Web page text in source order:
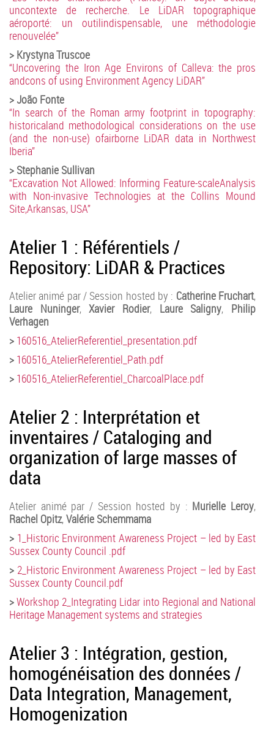
uncontexte de recherche. Le LiDAR topographique
aéroporté: un outilindispensable, une méthodologie
renouvelée”
> Krystyna Truscoe
“Uncovering the Iron Age Environs of Calleva: the pros
andcons of using Environment Agency LiDAR”
> João Fonte
“In search of the Roman army footprint in topography:
historicaland methodological considerations on the use
(and the non-use) ofairborne LiDAR data in Northwest
Iberia”
> Stephanie Sullivan
“Excavation Not Allowed: Informing Feature-scaleAnalysis
with Non-invasive Technologies at the Collins Mound
Site,Arkansas, USA”
Atelier 1 : Référentiels /
Repository: LiDAR & Practices
Atelier animé par / Session hosted by : Catherine Fruchart,
Laure Nuninger,Xavier Rodier, Laure Saligny, Philip
Verhagen
> 160516_AtelierReferentiel_presentation.pdf
> 160516_AtelierReferentiel_Path.pdf
> 160516_AtelierReferentiel_CharcoalPlace.pdf
Atelier 2 : Interprétation et
inventaires / Cataloging and
organization of large masses of
data
Atelier animé par / Session hosted by : Murielle Leroy,
Rachel Opitz,Valérie Schemmama
> 1_Historic Environment Awareness Project – led by East
Sussex County Council .pdf
> 2_Historic Environment Awareness Project – led by East
Sussex County Council.pdf
>Workshop 2_Integrating Lidar into Regional and National
Heritage Management systems and strategies
Atelier 3 : Intégration, gestion,
homogénéisation des données /
Data Integration, Management,
Homogenization